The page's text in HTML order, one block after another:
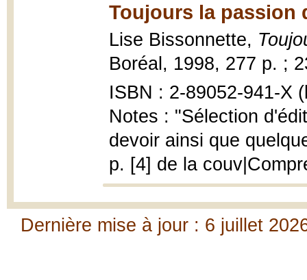
Toujours la passion
Lise Bissonnette,
Boréal, 1998, 277 p. ;
ISBN : 2-89052-941-X
Notes : "Sélection
devoir ainsi que
p. [4] de la
Dernière mise à jour : 6 juillet